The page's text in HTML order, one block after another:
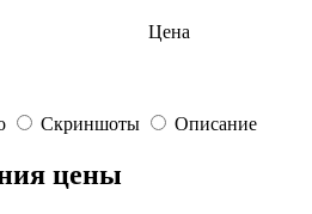
Цена
Скриншоты Описание
цены